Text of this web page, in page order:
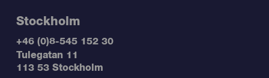
Stockholm
+46 (0)8-545 152 30
Tulegatan 11
113 53 Stockholm